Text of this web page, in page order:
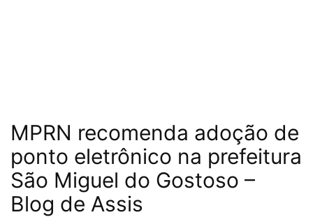
MPRN recomenda adoção de
ponto eletrônico na prefeitura
São Miguel do Gostoso –
Blog de Assis